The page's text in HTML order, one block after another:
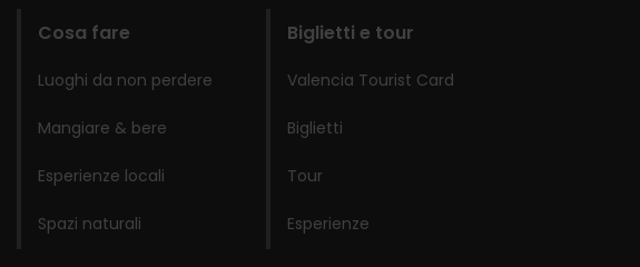
Cosa fare
Luoghi da non perdere
Mangiare & bere
Esperienze locali
Spazi naturali
Biglietti e tour
Valencia Tourist Card
Biglietti
Tour
Esperienze